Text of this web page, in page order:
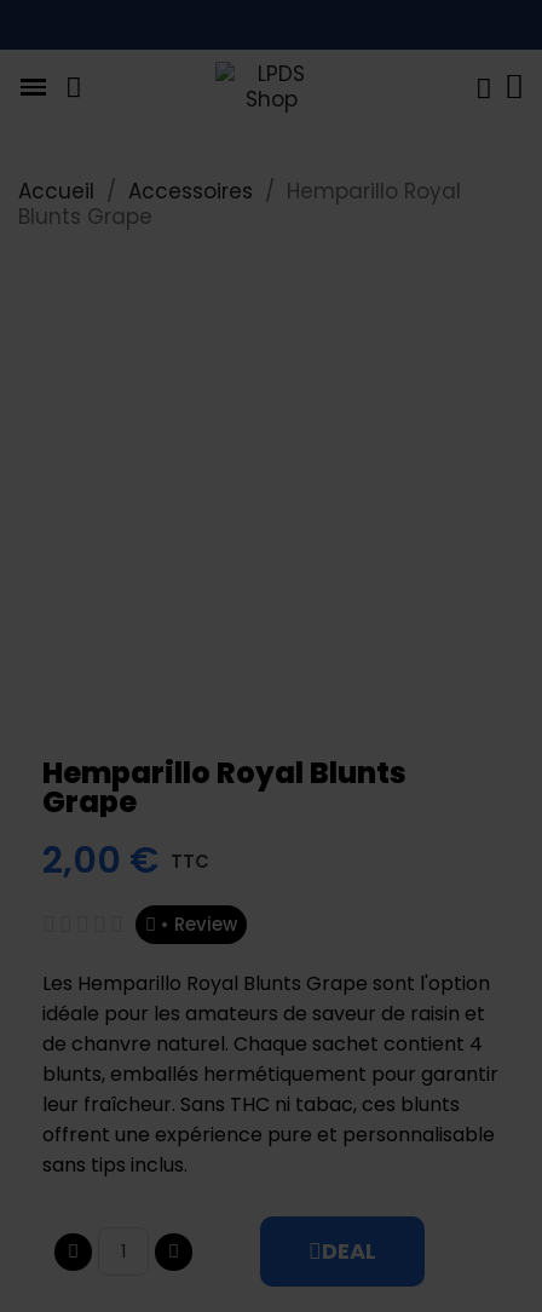
Accueil Accessoires
Hemparillo Royal
Blunts Grape
Hemparillo Royal Blunts
Grape
2,00 € TTC
• Review
Les Hemparillo Royal Blunts Grape sont l'option
idéale pour les amateurs de saveur de raisin et
de chanvre naturel. Chaque sachet contient 4
blunts, emballés hermétiquement pour garantir
leur fraîcheur. Sans THC ni tabac, ces blunts
offrent une expérience pure et personnalisable
sans tips inclus.
DEAL